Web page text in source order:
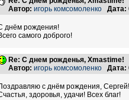
Автор: игорь комсомоленко Дата:
днём рождения!
самого доброго!
Re: С днем рожденья, Xmastime!
Автор: игорь комсомоленко Дата:
с днём рождения, Сергей!
здоровья, удачи! Всех благ!